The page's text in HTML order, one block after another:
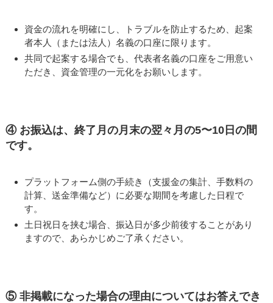
資金の流れを明確にし、トラブルを防止するため、起案
者本人（または法人）名義の口座に限ります。
共同で起案する場合でも、代表者名義の口座をご用意い
ただき、資金管理の一元化をお願いします。
④ お振込は、終了月の月末の翌々月の5〜10日の間
です。
プラットフォーム側の手続き（支援金の集計、手数料の
計算、送金準備など）に必要な期間を考慮した日程で
す。
土日祝日を挟む場合、振込日が多少前後することがあり
ますので、あらかじめご了承ください。
⑤ 非掲載になった場合の理由についてはお答えでき